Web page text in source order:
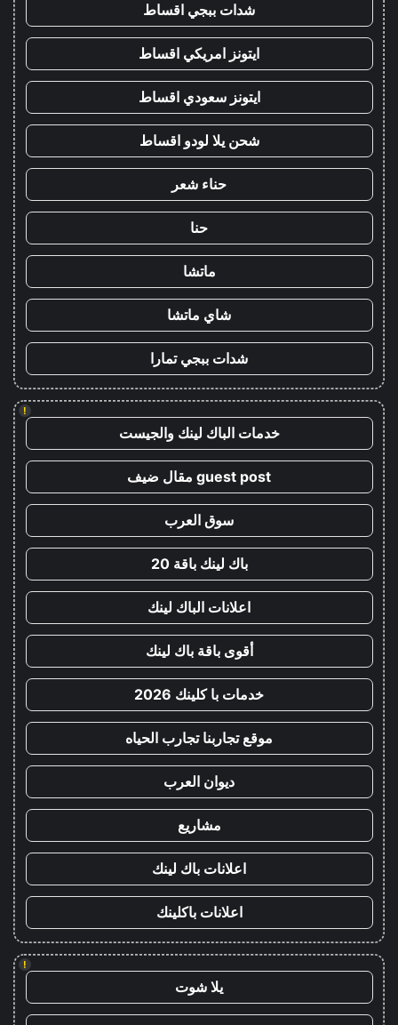
شدات ببجي اقساط
ايتونز امريكي اقساط
ايتونز سعودي اقساط
شحن يلا لودو اقساط
حناء شعر
حنا
ماتشا
شاي ماتشا
شدات ببجي تمارا
!
خدمات الباك لينك والجيست
guest post مقال ضيف
سوق العرب
باك لينك باقة 20
اعلانات الباك لينك
أقوى باقة باك لينك
خدمات با كلينك 2026
موقع تجاربنا تجارب الحياه
ديوان العرب
مشاريع
اعلانات باك لينك
اعلانات باكلينك
!
يلا شوت